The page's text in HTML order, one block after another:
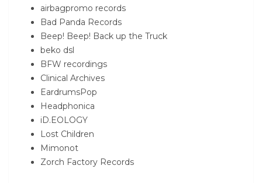
airbagpromo records
Bad Panda Records
Beep! Beep! Back up the Truck
beko dsl
BFW recordings
Clinical Archives
EardrumsPop
Headphonica
iD.EOLOGY
Lost Children
Mimonot
Zorch Factory Records